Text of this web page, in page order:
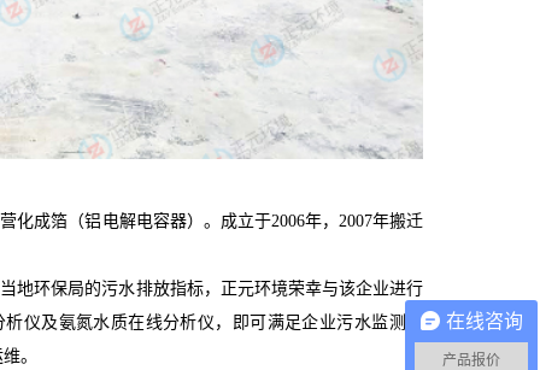
成箔（铝电解电容器）。成立于2006年，2007年搬迁
环保局的污水排放指标，正元环境荣幸与该企业进行
仪及氨氮水质在线分析仪，即可满足企业污水监测需
。
在线咨询
产品报价